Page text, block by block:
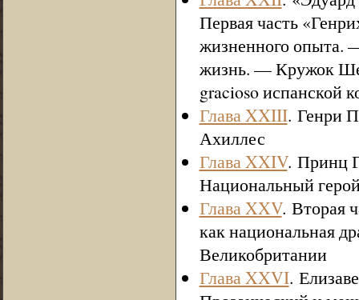
Первая часть
жизненного опыта.
жизнь. — Кружок
gracioso
Глава XXIII. Генри
Ахиллес
Глава XXIV. Принц
Национальный
Глава XXV. Вторая
как национальная
Великобритании
Глава XXVI.